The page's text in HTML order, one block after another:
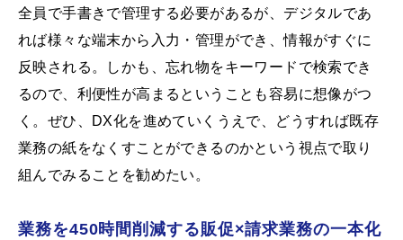
全員で手書きで管理する必要があるが、デジタルであ
れば様々な端末から入力・管理ができ、情報がすぐに
反映される。しかも、忘れ物をキーワードで検索でき
るので、利便性が高まるということも容易に想像がつ
く。ぜひ、DX化を進めていくうえで、どうすれば既存
業務の紙をなくすことができるのかという視点で取り
組んでみることを勧めたい。
業務を450時間削減する販促×請求業務の一本化